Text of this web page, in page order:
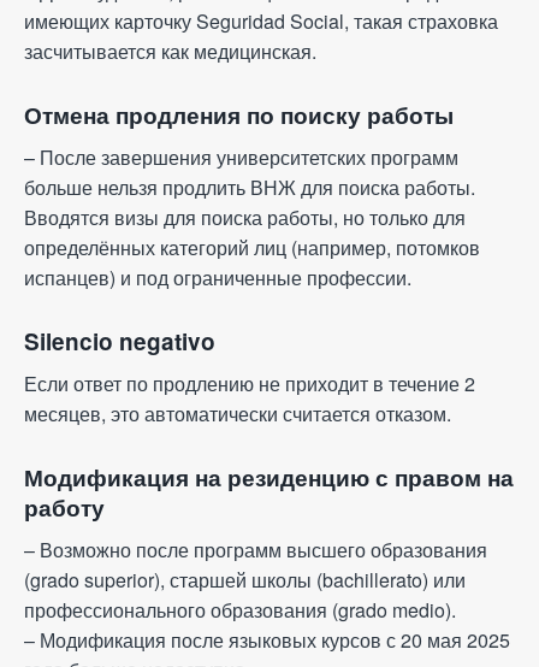
имеющих карточку Seguridad Social, такая страховка
засчитывается как медицинская.
Отмена продления по поиску работы
– После завершения университетских программ
больше нельзя продлить ВНЖ для поиска работы.
Вводятся визы для поиска работы, но только для
определённых категорий лиц (например, потомков
испанцев) и под ограниченные профессии.
Silencio negativo
Если ответ по продлению не приходит в течение 2
месяцев, это автоматически считается отказом.
Модификация на резиденцию с правом на
работу
– Возможно после программ высшего образования
(grado superior), старшей школы (bachillerato) или
профессионального образования (grado medio).
– Модификация после языковых курсов с 20 мая 2025